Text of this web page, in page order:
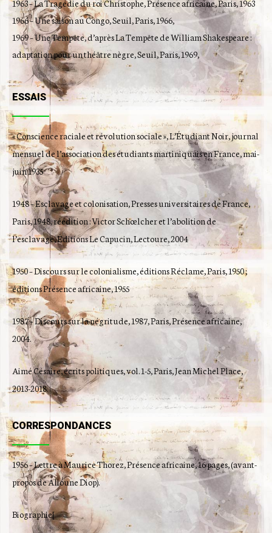
1963 – La Tragédie du roi Christophe, Présence africaine, Paris, 1963
1966 – Une saison au Congo, Seuil, Paris, 1966,
1969 – Une Tempête, d’après La Tempête de William Shakespeare :
adaptation pour un théâtre nègre, Seuil, Paris, 1969,
ESSAIS
« Conscience raciale et révolution sociale », L’Étudiant Noir, journal
mensuel de l’association des étudiants martiniquais en France, mai-
juin 1935
1948 – Esclavage et colonisation, Presses universitaires de France,
Paris, 1948, réédition : Victor Schœlcher et l’abolition de
l’esclavage, Éditions Le Capucin, Lectoure, 2004
1950 – Discours sur le colonialisme, éditions Réclame, Paris, 1950 ;
éditions Présence africaine, 1955
1987 – Discours sur la négritude, 1987, Paris, Présence africaine,
2004.
Aimé Césaire, écrits politiques, vol. 1-5, Paris, Jean Michel Place,
2013-2018.
CORRESPONDANCES
1956 – Lettre à Maurice Thorez, Présence africaine, 16 pages, (avant-
propos de Alioune Diop).
Biographie[